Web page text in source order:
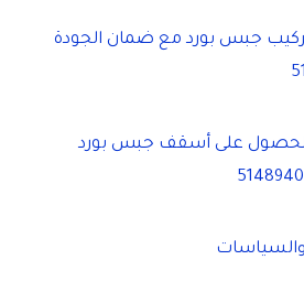
تركيب جبس بورد مع ضمان الجودة
للحصول على أسقف جبس بورد
والسياسات